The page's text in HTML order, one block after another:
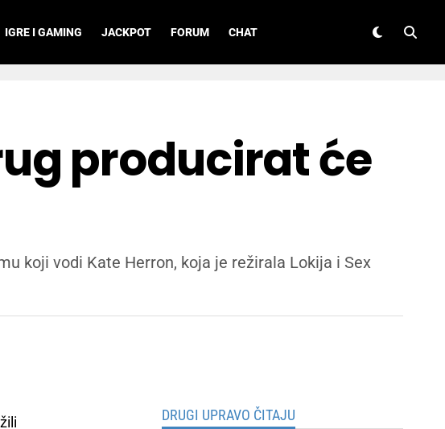
IGRE I GAMING JACKPOT FORUM CHAT
producirat će
koji vodi Kate Herron, koja je režirala Lokija i Sex
DRUGI UPRAVO ČITAJU